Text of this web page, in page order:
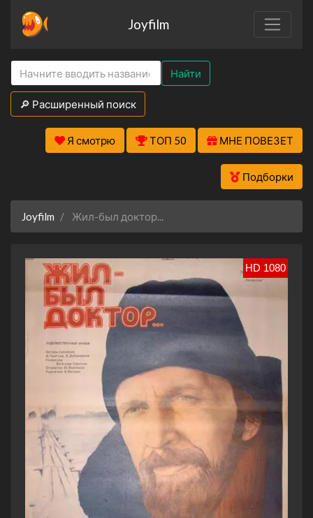
Joyfilm
Найти
🔎 Расширенный поиск
Я смотрю ТОП 50 МНЕ ПОВЕЗЕТ
Подборки
Joyfilm Жил-был доктор...
HD 1080